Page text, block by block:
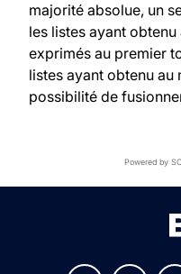
majorité absolue, un
les listes ayant
exprimés au premier
listes ayant obtenu au
possibilité de
Powered by